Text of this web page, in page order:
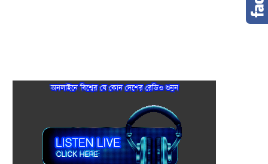
অনলাইনে বিশ্বের যে কোন দেশের রেডিও শুনুন